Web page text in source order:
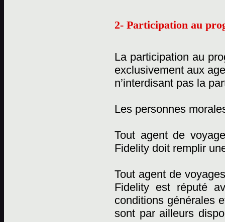
2- Participation au
La participation au
exclusivement aux
n’interdisant pas la
Les personnes
Tout agent de
Fidelity doit remplir
Tout agent de
Fidelity est réputé
conditions générales
sont par ailleurs